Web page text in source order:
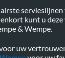
kunt u
& Wempe.
uw